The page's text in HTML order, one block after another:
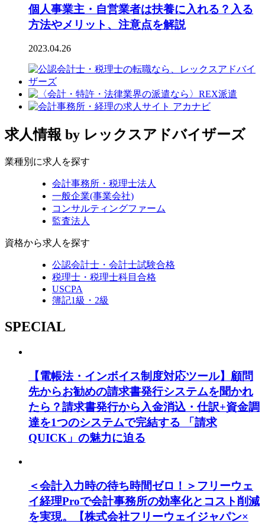
個人事業主・自営業者は扶養に入れる？入る
方法やメリット、注意点を解説
2023.04.26
求人情報 by レックスアドバイザーズ
業種別に求人を探す
会計事務所・税理士法人
一般企業(事業会社)
コンサルティングファーム
監査法人
資格から求人を探す
公認会計士・会計士試験合格
税理士・税理士科目合格
USCPA
簿記1級・2級
SPECIAL
【電帳法・インボイス制度対応ツール】顧問
先からお勧めの請求書発行システムを聞かれ
たら？請求書発行から入金消込・仕訳+資金調
達を1つのシステムで完結する 「請求
QUICK」の魅力に迫る
＜会計入力時の待ち時間ゼロ！＞フリーウェ
イ経理Proで会計事務所の効率化とコスト削減
を実現。【株式会社フリーウェイジャパン×